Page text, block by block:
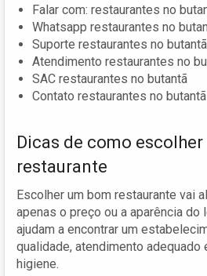
Falar com: restaurantes no
Whatsapp restaurantes no
Suporte restaurantes no butantã
Atendimento restaurantes no
SAC restaurantes no butantã
Contato restaurantes no butantã
Dicas de como escolher
restaurante
Escolher um bom restaurante vai
apenas o preço ou a aparência do
ajudam a encontrar um
qualidade, atendimento
higiene.